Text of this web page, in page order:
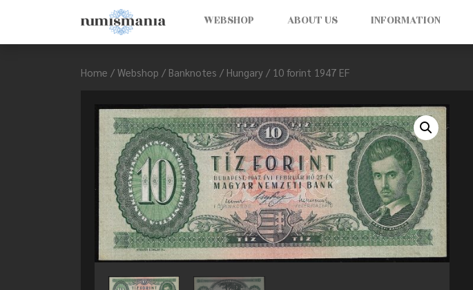
WEBSHOP ABOUT US INFORMATION
Home / Webshop / Banknotes / Hungary / 10 forint 1947 EF